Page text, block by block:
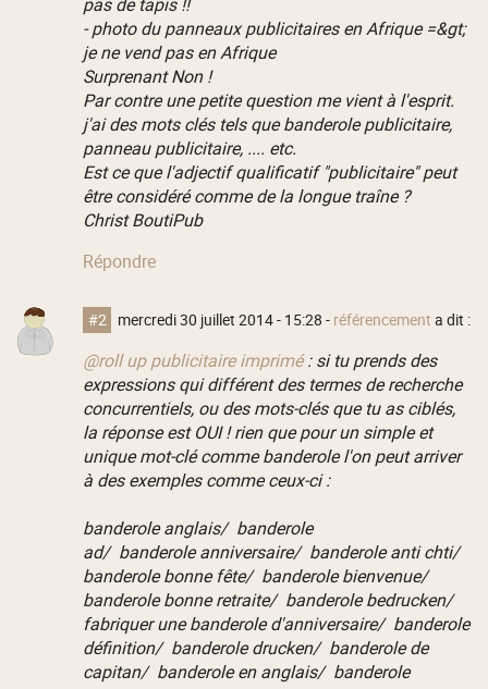
- photo du panneaux publicitaires en Afrique =&gt;
je ne vend pas en Afrique
Surprenant Non !
Par contre une petite question me vient à l'esprit.
j'ai des mots clés tels que banderole publicitaire,
panneau publicitaire, .... etc.
Est ce que l'adjectif qualificatif "publicitaire" peut
être considéré comme de la longue traîne ?
Christ BoutiPub
Répondre
#2 mercredi 30 juillet 2014 - 15:28 - référencement a dit :
@roll up publicitaire imprimé: si tu prends des
expressions qui différent des termes de recherche
concurrentiels, ou des mots-clés que tu as ciblés,
la réponse est OUI ! rien que pour un simple et
unique mot-clé comme banderole l'on peut arriver
à des exemples comme ceux-ci :
banderole anglais/ banderole
ad/ banderole anniversaire/ banderole anti chti/
banderole bonne fête/ banderole bienvenue/
banderole bonne retraite/ banderole bedrucken/
fabriquer une banderole d'anniversaire/ banderole
définition/ banderole drucken/ banderole de
capitan/ banderole en anglais/ banderole